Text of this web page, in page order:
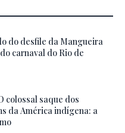
do desfile da Mangueira
carnaval do Rio de
colossal saque dos
da América indígena: a